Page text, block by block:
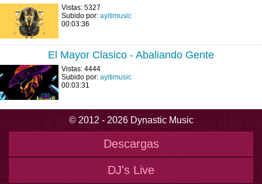
Vistas: 5327
Subido por: ayitimusic
00:03:36
El Mayor Clasico - Abaliando Gente
Vistas: 4444
Subido por: ayitimusic
00:03:31
© 2012 - 2026 Dynastic Music
Descargas
DJ's Live